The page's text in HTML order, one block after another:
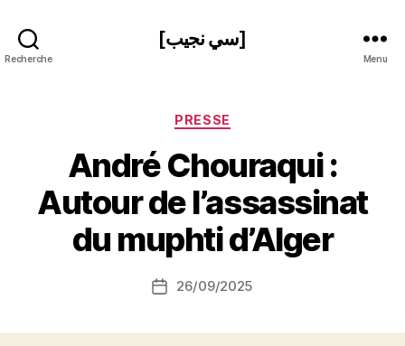
Recherche
[سي نجيب]
Menu
Catégories
PRESSE
André Chouraqui :
Autour de l’assassinat
du muphti d’Alger
Auteur
de
a
r
S
N
Date26/09/2025